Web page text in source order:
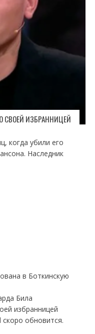
СВОЕЙ ИЗБРАННИЦЕЙ
когда убили его
Наследник
в Боткинскую
Била
избранницей
обновится.